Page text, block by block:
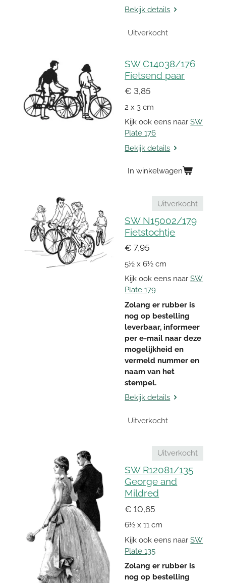
Bekijk details
Uitverkocht
SW C14038/176
Fietsend paar
€ 3,85
2 x 3 cm
Kijk ook eens naarSW
Plate 176
Bekijk details
In winkelwagen
Uitverkocht
SW N15002/179
Fietstochtje
€ 7,95
5½ x 6½ cm
Kijk ook eens naarSW
Plate 179
Zolang er rubber is
nog op bestelling
leverbaar, informeer
per e-mail naar deze
mogelijkheid en
vermeld nummer en
naam van het
stempel.
Bekijk details
Uitverkocht
Uitverkocht
SW R12081/135
George and
Mildred
€ 10,65
6½ x 11 cm
Kijk ook eens naarSW
Plate 135
Zolang er rubber is
nog op bestelling